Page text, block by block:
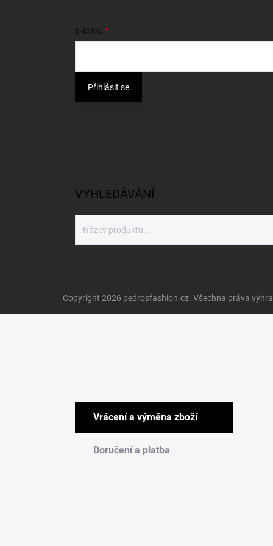
E-MAIL
Přihlásit se
VYHLEDÁVÁNÍ
Copyright 2026 pedrosfashion.cz. Všechna práva
Vrácení a výměna zboží
Doručení a platba